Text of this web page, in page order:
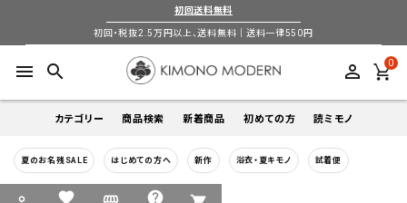
初回送料無料
初回・税抜2.5万円以上、送料無料｜送料一律550円
menu search perm_identity 0
カテゴリー
着物
商品検索
キーワードから探す
新着商品 初めての方 読ミモノ
夏のお名残SALE はじめての方へ 新作 浴衣・夏キモノ 試着便
favorite help